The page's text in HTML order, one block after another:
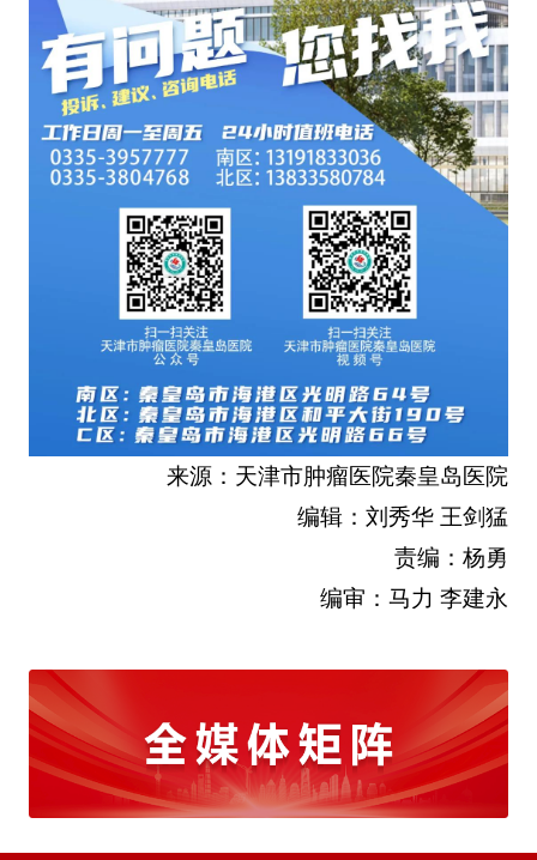
来源：天津市肿瘤医院秦皇岛医院
编辑：刘秀华 王剑猛
责编：杨勇
编审：马力 李建永